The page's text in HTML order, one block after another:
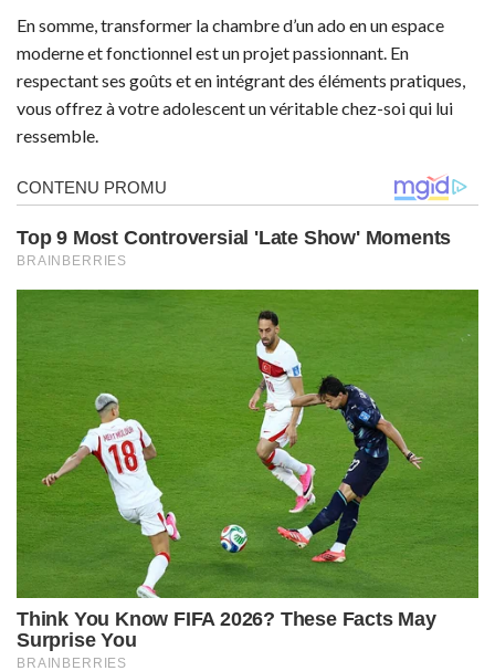
En somme, transformer la chambre d’un ado en un espace
moderne et fonctionnel est un projet passionnant. En
respectant ses goûts et en intégrant des éléments pratiques,
vous offrez à votre adolescent un véritable chez-soi qui lui
ressemble.